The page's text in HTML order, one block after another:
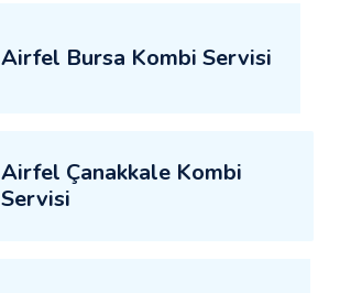
Airfel Bursa Kombi Servisi
Airfel Çanakkale Kombi
Servisi